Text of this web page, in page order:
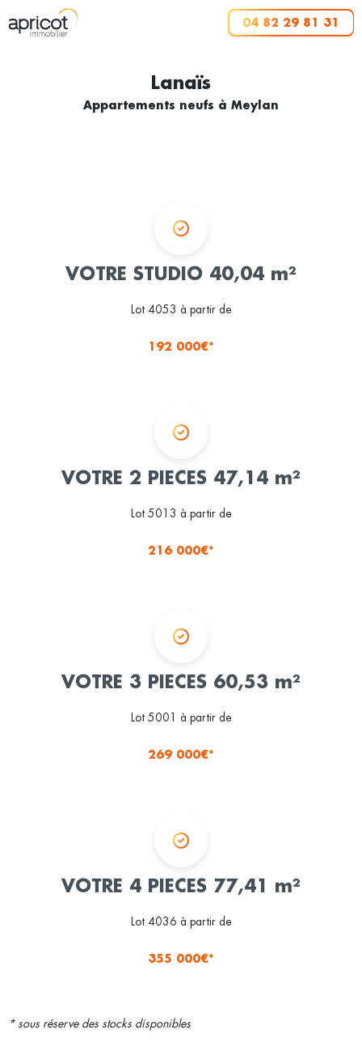
04 82 29 81 31
Lanaïs
Appartements neufs à Meylan
VOTRE STUDIO 40,04 m²
Lot 4053 à partir de
192 000€*
VOTRE 2 PIECES 47,14 m²
Lot 5013 à partir de
216 000€*
VOTRE 3 PIECES 60,53 m²
Lot 5001 à partir de
269 000€*
VOTRE 4 PIECES 77,41 m²
Lot 4036 à partir de
355 000€*
* sous réserve des stocks disponibles